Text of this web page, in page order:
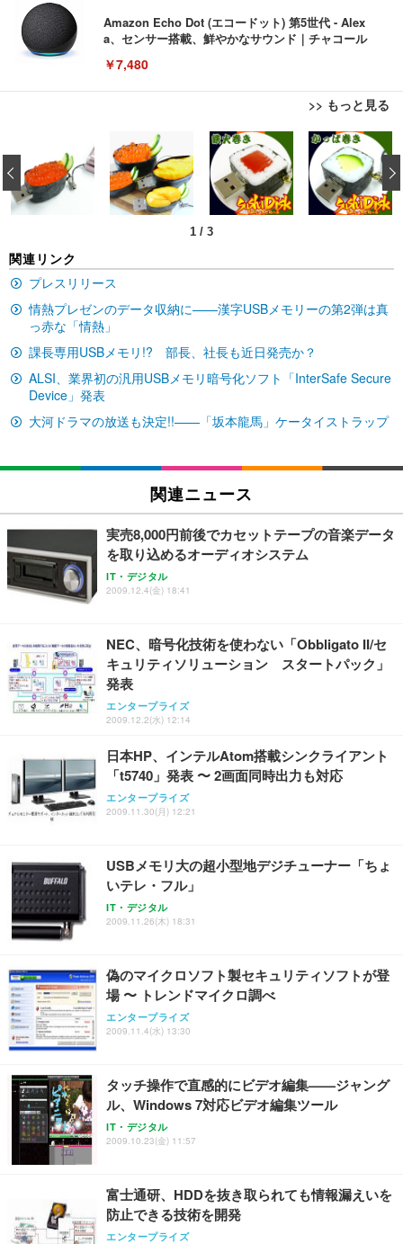
Amazon Echo Dot (エコードット) 第5世代 - Alex
a、センサー搭載、鮮やかなサウンド｜チャコール
￥7,480
>> もっと見る
[EdoErgo] オフィスチェア 椅子 テレワーク 疲れな
い 跳ね上げ式アームレスト コンパクト 約105度ロッ
キング pc 事務椅子 360度回転 座面昇降 強化ナイロ
ン樹脂ベース 通気性メッシュ 在宅ワーク H-WY01
(黒網+黒枠+黒足)
￥5,699
ュチェア 人間工学 疲れない ブラック
Sezlife オフィスチェア デスクチェア 疲れない テレ
能 人間工学 椅子 腰サポート 90度跳ね上げ式アーム
レスト 3Dヘッドレスト ハンガー付き 高反発クッシ
ョン PCチェア 通気性メッシュ ゲーミング/勉強/事
務用 おしゃれ パソコンチェア (ブラック)
ワーク チェア 強化バックレスト 30度ロッキング機
能 人間工学 椅子 腰サポート 90度跳ね上げ式アーム
レスト 3Dヘッドレスト ハンガー付き 高反発クッシ
務用 おしゃれ パソコンチェア (ホワイト)
￥7,680
ANDWINT オフィスチェア デスクチェア 肘なし メ
ッシュ 通気性 ランバーサポート付き 腰サポート ガ
ス圧無段階昇降 360度回転 キャスター付き コンパク
EIZO ビジネス向けプレミアムモニター | FlexScan
EV3240X-WT | 31.5型4K UHD・USB Type-C・ホワ
イト
￥105,595
イト
￥109,572
【純正品】27"ゲーミングモニター DualSense 充電
フック付き（CFI-ZDM1J）
￥49,979
ー フルHD（1920×1080）VA 非光沢 HDMI/DisplayP
ort/VGA スピーカー内蔵 高さ調整 スイベル VESA対
応 ComfortView ビジネス向け
￥15,800
【MiniLED/24.5inch/280Hz/FHD】GRAPHT THE S
HOOTER Gaming Monitor 24” Essential ゲーミン
グモニター QD 24.5インチ 1ms FHD 量子ドット 残
Amazonベーシック ペットシーツ 薄型 レギュラー 1
回使い捨て 無香料 ホワイト 300枚
￥3,373
x2袋(84枚) ホワイト(吸収面:ライトブルー)
ネオ・ルーライフ ネオ・オムツ L 中型犬用 26枚入
り 単品
￥1,800
限定】 Smart Basic アイリスオーヤマ ペットシーツ
超厚型 お徳用 ワイド 100枚入 (x 1) (ケース販売)
￥3,670
アイリスオーヤマ ペットシーツ 超厚型 お徳用 レギ
ュラー 200枚入【Amazon.co.jp限定】
1 / 3
‹
関連リンク
プレスリリース
情熱プレゼンのデータ収納に——漢字USBメモリーの第2弾は真
っ赤な「情熱」
課長専用USBメモリ!? 部長、社長も近日発売か？
ALSI、業界初の汎用USBメモリ暗号化ソフト「InterSafe Secure
Device」発表
大河ドラマの放送も決定!!——「坂本龍馬」ケータイストラップ
関連ニュース
実売8,000円前後でカセットテープの音楽データ
を取り込めるオーディオシステム
IT・デジタル
2009.12.4(金) 18:41
NEC、暗号化技術を使わない「Obbligato II/セ
キュリティソリューション スタートパック」
発表
エンタープライズ
2009.12.2(水) 12:14
日本HP、インテルAtom搭載シンクライアント
「t5740」発表 〜 2画面同時出力も対応
エンタープライズ
2009.11.30(月) 12:21
USBメモリ大の超小型地デジチューナー「ちょ
いテレ・フル」
IT・デジタル
2009.11.26(木) 18:31
偽のマイクロソフト製セキュリティソフトが登
場 〜 トレンドマイクロ調べ
エンタープライズ
2009.11.4(水) 13:30
タッチ操作で直感的にビデオ編集——ジャング
ル、Windows 7対応ビデオ編集ツール
IT・デジタル
2009.10.23(金) 11:57
富士通研、HDDを抜き取られても情報漏えいを
防止できる技術を開発
エンタープライズ